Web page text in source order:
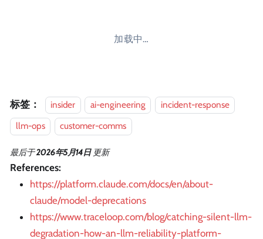
加载中…
标签： insider ai-engineering
incident-response
llm-ops
customer-comms
最后于2026年5月14日 更新
References:
https://platform.claude.com/docs/en/about-
claude/model-deprecations
https://www.traceloop.com/blog/catching-silent-llm-
degradation-how-an-llm-reliability-platform-